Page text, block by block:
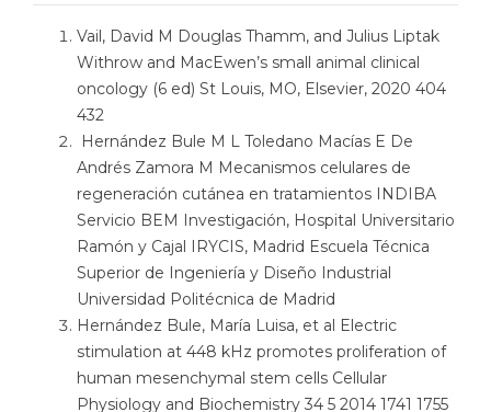
Vail, David M Douglas Thamm, and Julius Liptak
Withrow and MacEwen’s small animal clinical
oncology (6 ed) St Louis, MO, Elsevier, 2020 404
432
Hernández Bule M L Toledano Macías E De
Andrés Zamora M Mecanismos celulares de
regeneración cutánea en tratamientos INDIBA
Servicio BEM Investigación, Hospital Universitario
Ramón y Cajal IRYCIS, Madrid Escuela Técnica
Superior de Ingeniería y Diseño Industrial
Universidad Politécnica de Madrid
Hernández Bule, María Luisa, et al Electric
stimulation at 448 kHz promotes proliferation of
human mesenchymal stem cells Cellular
Physiology and Biochemistry 34 5 2014 1741 1755